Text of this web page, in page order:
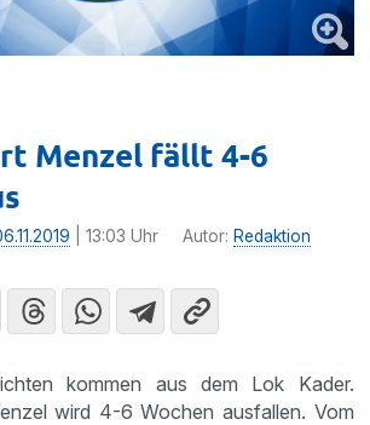
Menzel fällt 4-6
| 13:03 Uhr Autor: Redaktion
kommen aus dem Lok Kader.
wird 4-6 Wochen ausfallen. Vom